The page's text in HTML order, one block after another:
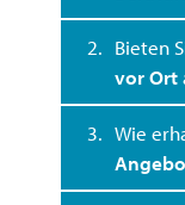
2. Bieten
vor Ort
3. Wie